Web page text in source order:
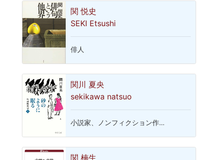
関 悦史
SEKI Etsushi
俳人
関川 夏央
sekikawa natsuo
小説家、ノンフィクション作…
関 楠生